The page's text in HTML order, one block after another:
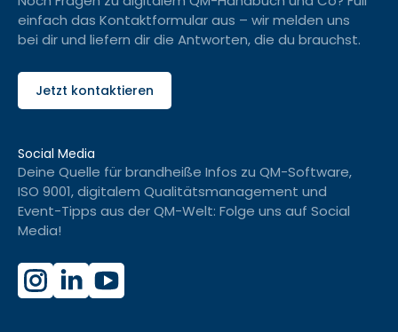
einfach das Kontaktformular aus – wir melden uns
bei dir und liefern dir die Antworten, die du brauchst.
Jetzt kontaktieren
Social Media
Deine Quelle für brandheiße Infos zu QM-Software,
ISO 9001, digitalem Qualitätsmanagement und
Event-Tipps aus der QM-Welt: Folge uns auf Social
Media!